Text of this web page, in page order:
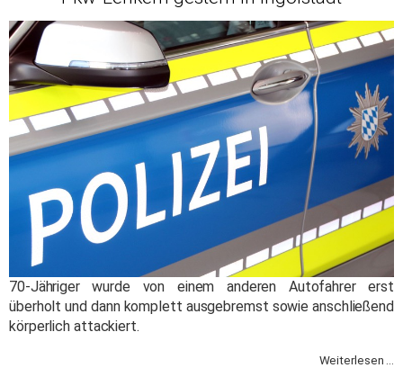
70-Jähriger wurde von einem anderen Autofahrer erst
überholt und dann komplett ausgebremst sowie anschließend
körperlich attackiert.
Weiterlesen ...